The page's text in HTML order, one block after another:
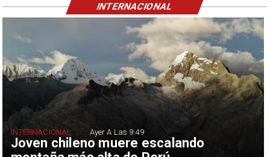
Joven chileno muere escalando
INTERNACIONAL Ayer A Las 9:49
INTERNACIONAL